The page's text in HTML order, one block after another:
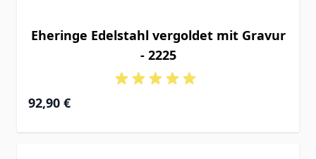
Eheringe Edelstahl vergoldet mit Gravur
- 2225
92,90 €